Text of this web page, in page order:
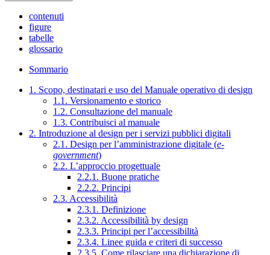
contenuti
figure
tabelle
glossario
Sommario
1. Scopo, destinatari e uso del Manuale operativo di design
1.1. Versionamento e storico
1.2. Consultazione del manuale
1.3. Contribuisci al manuale
2. Introduzione al design per i servizi pubblici digitali
2.1. Design per l’amministrazione digitale (e-
government)
2.2. L’approccio progettuale
2.2.1. Buone pratiche
2.2.2. Principi
2.3. Accessibilità
2.3.1. Definizione
2.3.2. Accessibilità by design
2.3.3. Principi per l’accessibilità
2.3.4. Linee guida e criteri di successo
2.3.5. Come rilasciare una dichiarazione di